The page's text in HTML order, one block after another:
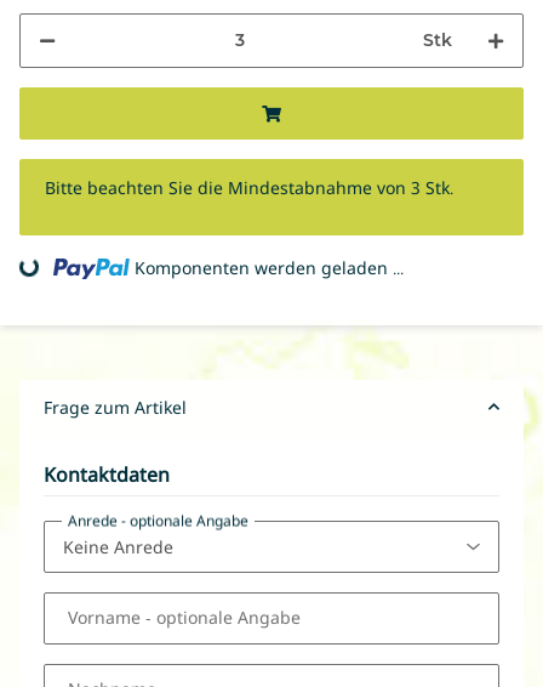
Stk
x
Bitte beachten Sie die Mindestabnahme von 3 Stk.
Komponenten werden geladen ...
Frage zum Artikel
Kontaktdaten
Anrede- optionale Angabe
Vorname - optionale Angabe